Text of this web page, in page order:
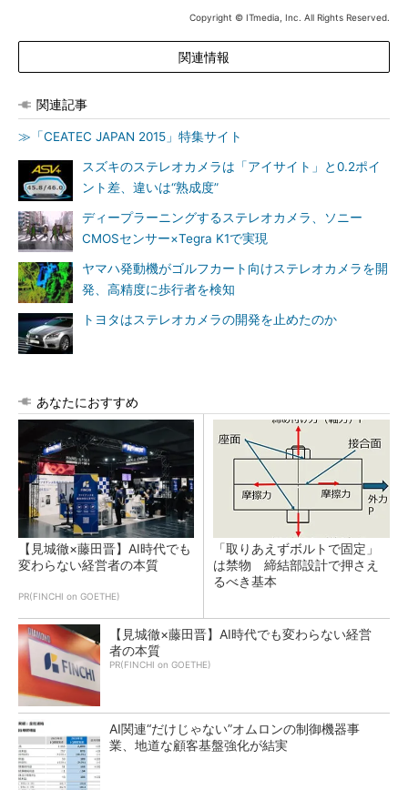
Copyright © ITmedia, Inc. All Rights Reserved.
関連情報
関連記事
≫「CEATEC JAPAN 2015」特集サイト
スズキのステレオカメラは「アイサイト」と0.2ポイ
ント差、違いは“熟成度”
ディープラーニングするステレオカメラ、ソニー
CMOSセンサー×Tegra K1で実現
ヤマハ発動機がゴルフカート向けステレオカメラを開
発、高精度に歩行者を検知
トヨタはステレオカメラの開発を止めたのか
あなたにおすすめ
【見城徹×藤田晋】AI時代でも
変わらない経営者の本質
PR(FINCHI on GOETHE)
「取りあえずボルトで固定」
は禁物 締結部設計で押さえ
るべき基本
【見城徹×藤田晋】AI時代でも変わらない経営
者の本質
PR(FINCHI on GOETHE)
AI関連“だけじゃない”オムロンの制御機器事
業、地道な顧客基盤強化が結実